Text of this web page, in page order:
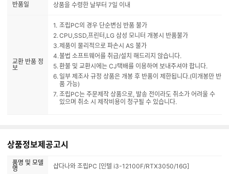
반품일 상품을 수령한 날부터 7일 이내
교환 반품 정
보
조립PC의 경우 단순변심 반품 불가
CPU,SSD,프린터,LG 삼성 모니터 개봉시 반품불가
제품이 물리적으로 파손시 AS 불가
불법 소프트웨어를 취급/설치 해드리지 않습니다.
환불 및 교환시에는 CJ택배를 이용하여 보내주셔야 합니다.
일부 제조사 규정 상품은 개봉 후 반품이 제한됩니다.(미개봉만 반
품 가능)
조립PC는 주문제작 상품으로, 발송 전이라도 취소가 어려울 수
있으며 취소 시 제작비용이 청구될 수 있습니다.
상품정보제공고시
품명 및 모델
명
샵다나와 조립PC [인텔 i3-12100F/RTX3050/16G]